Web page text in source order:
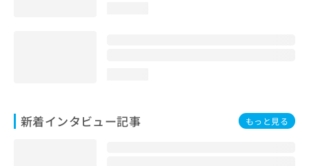
新着インタビュー記事 もっと見る